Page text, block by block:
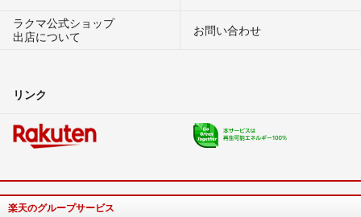
ラクマ公式ショップ
出店について
お問い合わせ
リンク
楽天のグループサービス